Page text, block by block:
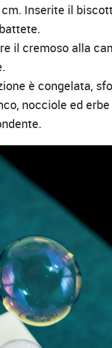
Inserite il
il cremoso alla
è congelata,
nocciole ed